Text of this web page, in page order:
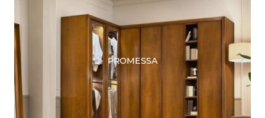
PROMESSA